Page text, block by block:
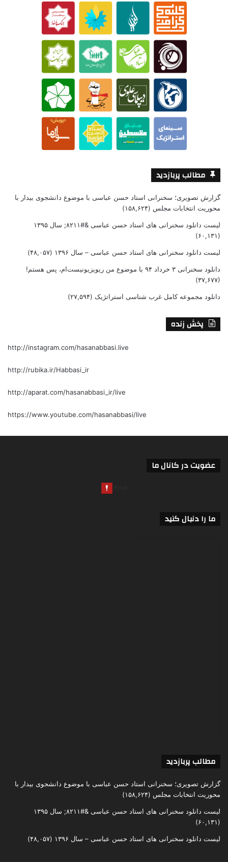
مطالب پربازدید
گزارش تصویری؛ سخنرانی استاد حسن عباسی با موضوع دانشجوی بیدار با
محوریت انتخابات مجلس (۱۵۸,۶۲۴)
لیست دانلود سخنرانی های استاد حسن عباسی &#۸۲۱۱; سال ۱۳۹۵
(۶۰,۱۳۱)
لیست دانلود سخنرانی های استاد حسن عباسی – سال ۱۳۹۶ (۴۸,۰۵۷)
دانلود سخنرانی ۳ خرداد ۹۴ با موضوع من ریویزیونیست‌ام، پس هستم!
(۳۷,۶۷۷)
دانلود مجموعه کامل غرب شناسی استراتژیک (۲۷,۵۹۴)
پخش زنده
http://instagram.com/hasanabbasi.live
http://rubika.ir/Habbasi_ir
http://aparat.com/hasanabbasi_ir/live
https://www.youtube.com/hasanabbasi/live
عضویت در کانال ما
ما را دنبال کنید
مطالب پربازدید
گزارش تصویری؛ سخنرانی استاد حسن عباسی با موضوع دانشجوی بیدار با
محوریت انتخابات مجلس (۱۵۸,۶۲۴)
لیست دانلود سخنرانی های استاد حسن عباسی &#۸۲۱۱; سال ۱۳۹۵
(۶۰,۱۳۱)
لیست دانلود سخنرانی های استاد حسن عباسی – سال ۱۳۹۶ (۴۸,۰۵۷)